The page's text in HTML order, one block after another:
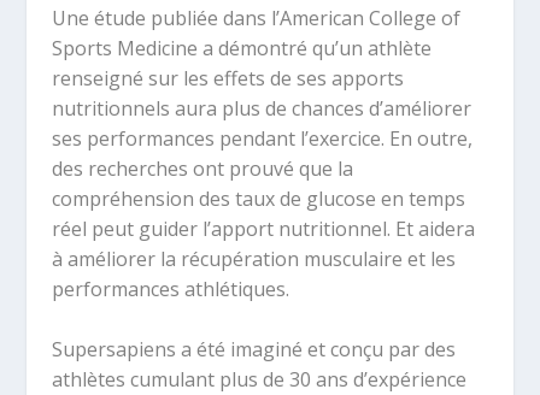
Une étude publiée dans l’American College of
Sports Medicine a démontré qu’un athlète
renseigné sur les effets de ses apports
nutritionnels aura plus de chances d’améliorer
ses performances pendant l’exercice. En outre,
des recherches ont prouvé que la
compréhension des taux de glucose en temps
réel peut guider l’apport nutritionnel. Et aidera
à améliorer la récupération musculaire et les
performances athlétiques.
Supersapiens a été imaginé et conçu par des
athlètes cumulant plus de 30 ans d’expérience